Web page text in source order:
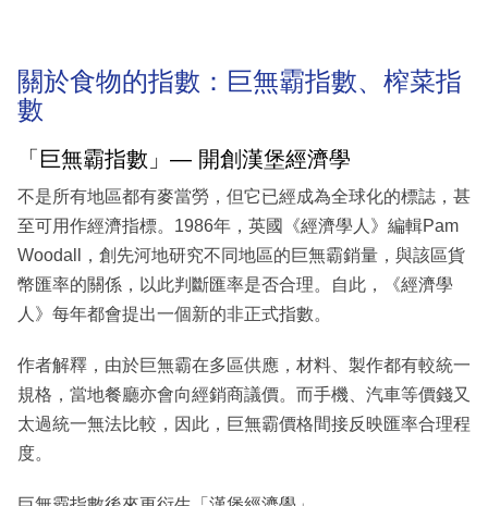
關於食物的指數：巨無霸指數、榨菜指
數
「巨無霸指數」— 開創漢堡經濟學
不是所有地區都有麥當勞，但它已經成為全球化的標誌，甚
至可用作經濟指標。1986年，英國《經濟學人》編輯Pam
Woodall，創先河地研究不同地區的巨無霸銷量，與該區貨
幣匯率的關係，以此判斷匯率是否合理。自此，《經濟學
人》每年都會提出一個新的非正式指數。
作者解釋，由於巨無霸在多區供應，材料、製作都有較統一
規格，當地餐廳亦會向經銷商議價。而手機、汽車等價錢又
太過統一無法比較，因此，巨無霸價格間接反映匯率合理程
度。